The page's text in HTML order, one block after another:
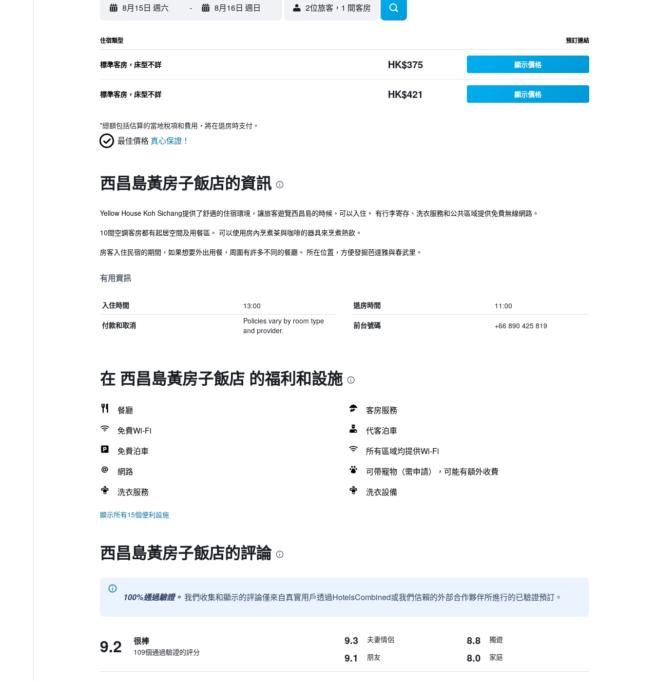
8月15日 週六 - 8月16日 週日 2位旅客，1 間客房
住宿類型 預訂連結
標準客房，床型不詳 HK$375 顯示價格
標準客房，床型不詳 HK$421 顯示價格
*總額包括估算的當地稅項和費用，將在退房時支付。
最佳價格 真心保證！
西昌島黃房子飯店的資訊
Yellow House Koh Sichang提供了舒適的住宿環境，讓旅客遊覽西昌島的時候，可以入住。 有行李寄存、洗衣服務和公共區域提供免費無線網路。
10間空調客房都有起居空間及用餐區。 可以使用房內烹煮茶與咖啡的器具來烹煮熱飲。
房客入住民宿的期間，如果想要外出用餐，周圍有許多不同的餐廳。 所在位置，方便發掘芭達雅與春武里。
有用資訊
入住時間 13:00 退房時間 11:00
付款和取消
Policies vary by room type
and provider.
前台號碼 +66 890 425 819
在 西昌島黃房子飯店 的福利和設施
餐廳
客房服務
免費Wi-Fi
代客泊車
免費泊車
所有區域均提供Wi-Fi
網路
可帶寵物（需申請），可能有額外收費
洗衣服務
洗衣設備
顯示所有15個便利設施
西昌島黃房子飯店的評論
100%通過驗證。 我們收集和顯示的評論僅來自真實用戶透過HotelsCombined或我們信賴的外部合作夥伴所進行的已驗證預訂。
9.2 很棒
109個通過驗證的評分
9.3 夫妻情侶 8.8 獨遊
9.1 朋友 8.0 家庭